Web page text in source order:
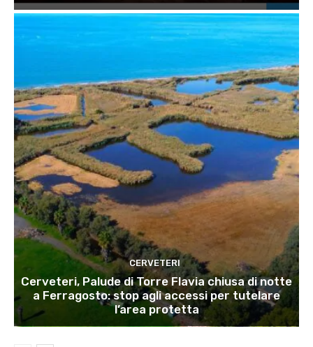
CERVETERI
Cerveteri, Palude di Torre Flavia chiusa di notte
a Ferragosto: stop agli accessi per tutelare
l’area protetta